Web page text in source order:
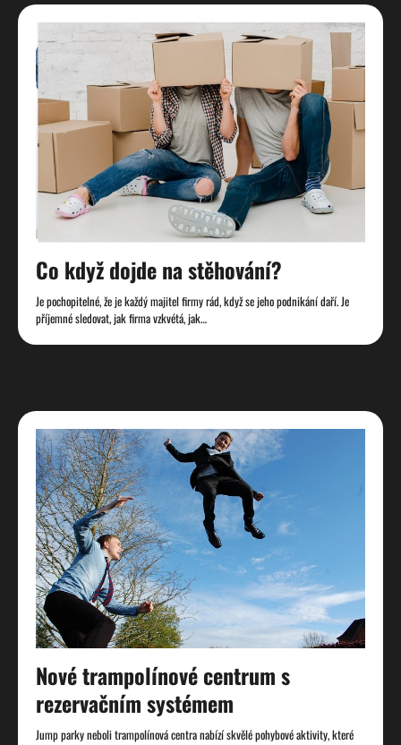
Co když dojde na stěhování?
Je pochopitelné, že je každý majitel firmy rád, když se jeho podnikání daří. Je
příjemné sledovat, jak firma vzkvétá, jak…
Nové trampolínové centrum s
rezervačním systémem
Jump parky neboli trampolínová centra nabízí skvělé pohybové aktivity, které